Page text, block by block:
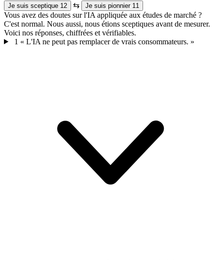
Je suis sceptique 12 ⇆ Je suis pionnier 11
Vous avez des doutes sur l'IA appliquée aux études de marché ?
C'est normal. Nous aussi, nous étions sceptiques avant de mesurer.
Voici nos réponses, chiffrées et vérifiables.
1 « L'IA ne peut pas remplacer de vrais consommateurs. »